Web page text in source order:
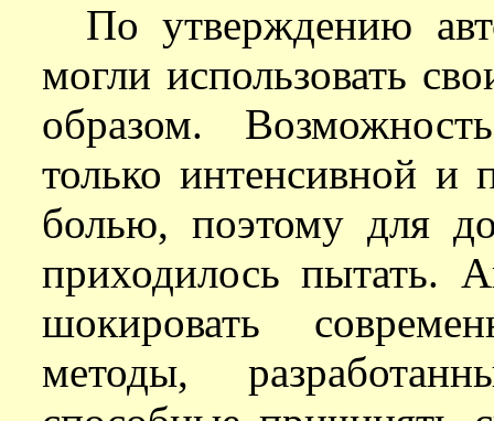
По утверждению
могли использовать
образом.
только интенсивной и
болью, поэтому для
приходилось пытать.
шокировать
методы,